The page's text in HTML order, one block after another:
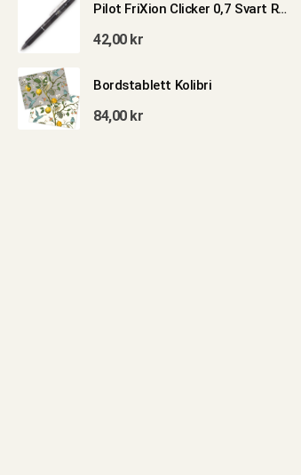
169,00 kr.
Pilot FriXion Clicker 0,7 Svart Raderbart Bläck
42,00 kr
Bordstablett Kolibri
84,00 kr